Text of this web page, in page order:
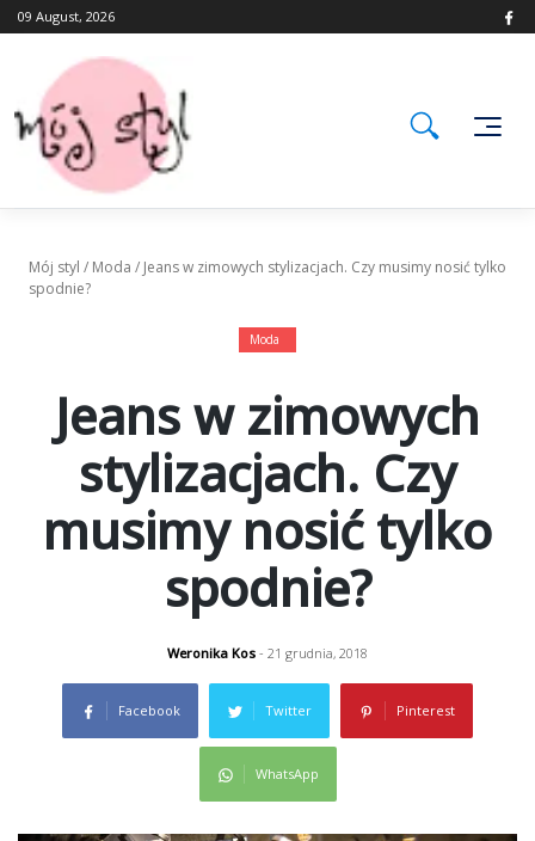
Skip
to
09 August, 2026
Mój styl / Moda / Jeans w zimowych stylizacjach. Czy musimy nosić tylko
spodnie?
Moda
Jeans w zimowych
stylizacjach. Czy
musimy nosić tylko
spodnie?
Weronika Kos - 21 grudnia, 2018
Facebook Twitter Pinterest
WhatsApp